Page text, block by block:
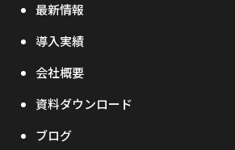
最新情報
導入実績
会社概要
資料ダウンロード
ブログ